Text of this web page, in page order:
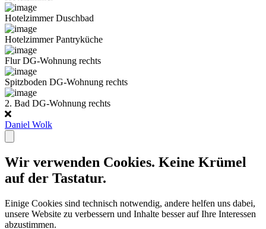
Hotelzimmer Duschbad
Hotelzimmer Pantryküche
Flur DG-Wohnung rechts
Spitzboden DG-Wohnung rechts
2. Bad DG-Wohnung rechts
Daniel Wolk
Wir verwenden Cookies. Keine Krümel
auf der Tastatur.
Einige Cookies sind technisch notwendig, andere helfen uns dabei,
unsere Website zu verbessern und Inhalte besser auf Ihre Interessen
abzustimmen.